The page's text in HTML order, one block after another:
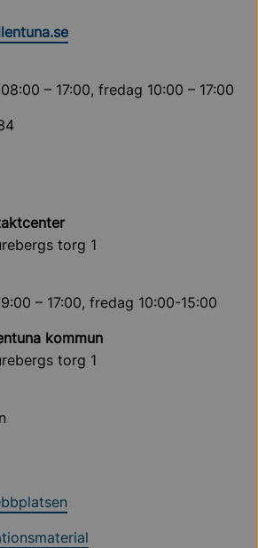
– 17:00, fredag 10:00 – 17:00
torg 1
– 17:00, fredag 10:00-15:00
kommun
torg 1